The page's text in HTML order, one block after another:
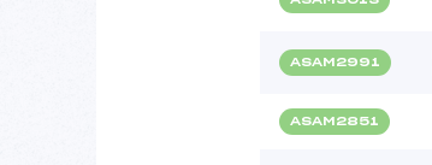
ASAM2991
ASAM2851